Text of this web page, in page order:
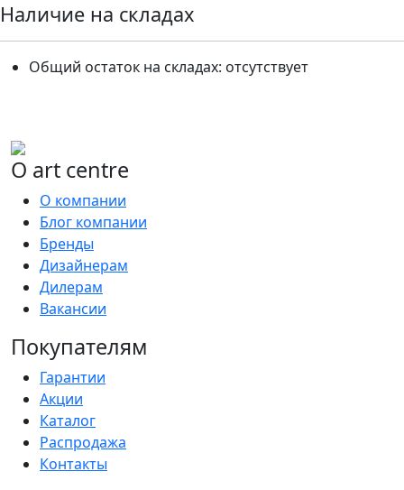
Наличие на складах
Общий остаток на складах: отсутствует
О art centre
О компании
Блог компании
Бренды
Дизайнерам
Дилерам
Вакансии
Покупателям
Гарантии
Акции
Каталог
Распродажа
Контакты